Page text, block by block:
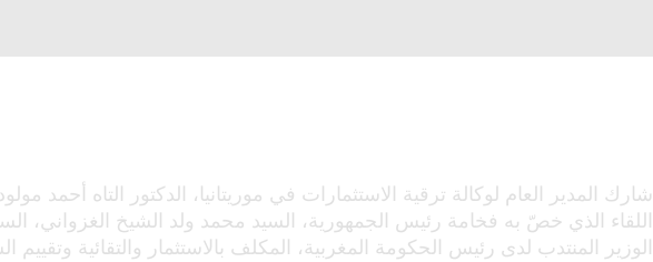
شارك المدير العام لوكالة ترقية الاستثمارات في موريتانيا، الدكتور التاه أحمد
اللقاء الذي خصّ به فخامة رئيس الجمهورية، السيد محمد ولد الشيخ الغزواني،
الوزير المنتدب لدى رئيس الحكومة المغربية، المكلف بالاستثمار والتقائية وتقييم